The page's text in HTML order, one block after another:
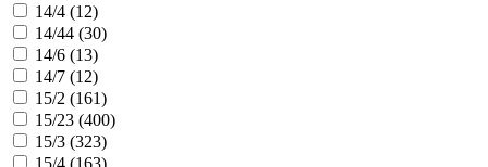
14/4 (12)
14/44 (30)
14/6 (13)
14/7 (12)
15/2 (161)
15/23 (400)
15/3 (323)
15/4 (163)